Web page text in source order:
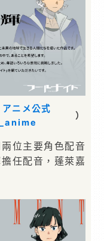
アニメ公式
）
位主要角色配音
任配音，蓬萊嘉